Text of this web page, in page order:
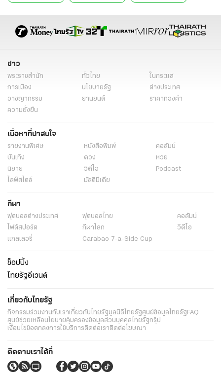
ข่าว
พระราชสำนัก ทั่วไทย
ในกระแส
การเมือง
นโยบายรัฐ
ต่างประเทศ
อาชญากรรม
ยานยนต์
ราคาทองคำ
ความยั่งยืน
เนื้อหาที่น่าสนใจ
รายงานพิเศษ หนังสือพิมพ์
คอลัมน์
บันเทิง
ดวง
หวย
นิยาย
วิดีโอ
Podcast
ไลฟ์สไตล์
มัลติมีเดีย
กีฬา
ฟุตบอลต่่างประเทศ ฟุตบอลไทย
คอลัมน์
ไฟต์สปอร์ต
กีฬาโลก
วิดีโอ
แกลเลอรี่
Carabao 7-a-Side Cup
ช็อปปิ้ง
ไทยรัฐอีเวนต์
เกี่ยวกับไทยรัฐ
กิจกรรมร่วมงานกับเราเกี่ยวกับไทยรัฐมูลนิธิไทยรัฐศูนย์ข้อมูลไทยรัฐFAQ
ศูนย์ช่วยเหลือนโยบายคุ้มครองข้อมูลส่วนบุคคลไทยรัฐกรุ๊ป
เงื่อนไขข้อตกลงการใช้บริการติดต่อเราติดต่อโฆษณา
ติดตามเราได้ที่